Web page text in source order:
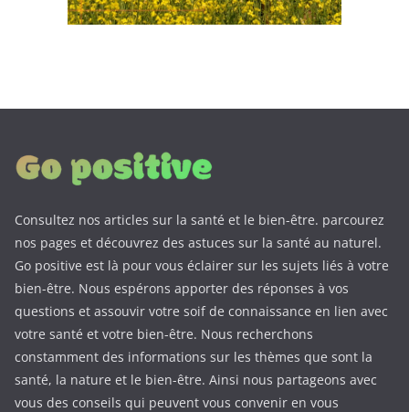
Consultez nos articles sur la santé et le bien-être. parcourez
nos pages et découvrez des astuces sur la santé au naturel.
Go positive est là pour vous éclairer sur les sujets liés à votre
bien-être. Nous espérons apporter des réponses à vos
questions et assouvir votre soif de connaissance en lien avec
votre santé et votre bien-être. Nous recherchons
constamment des informations sur les thèmes que sont la
santé, la nature et le bien-être. Ainsi nous partageons avec
vous des conseils qui peuvent vous convenir en vous